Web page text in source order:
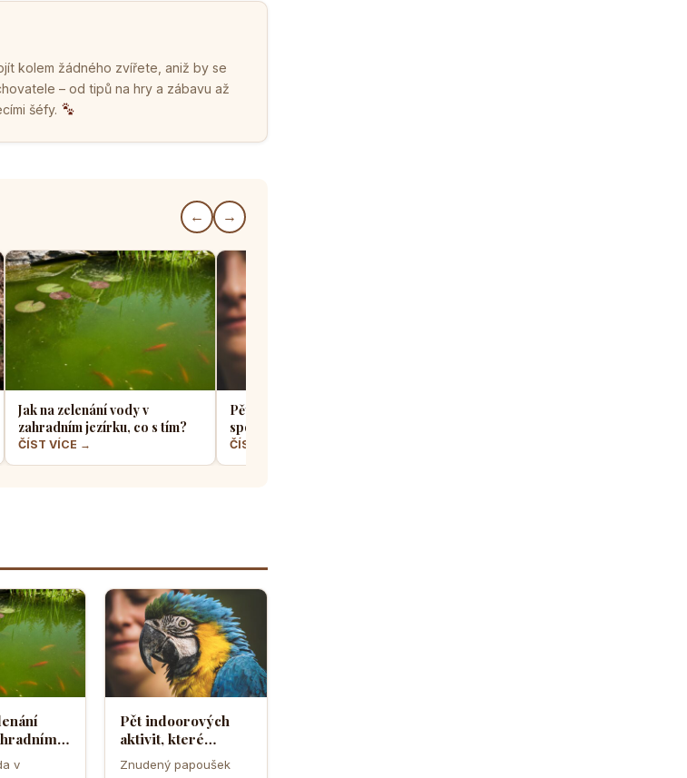
kolem žádného zvířete, aniž by se
– od tipů na hry a zábavu až
šéfy.
← →
Jak na zelenání vody v
zahradním jezírku, co s tím?
ČÍST VÍCE →
Pět indoorových aktivit, které
spolehlivě zabaví znuděného
papouška
ČÍST VÍCE →
s tím?
v
Pět indoorových
aktivit, které
spolehlivě zabaví
Znudený papoušek